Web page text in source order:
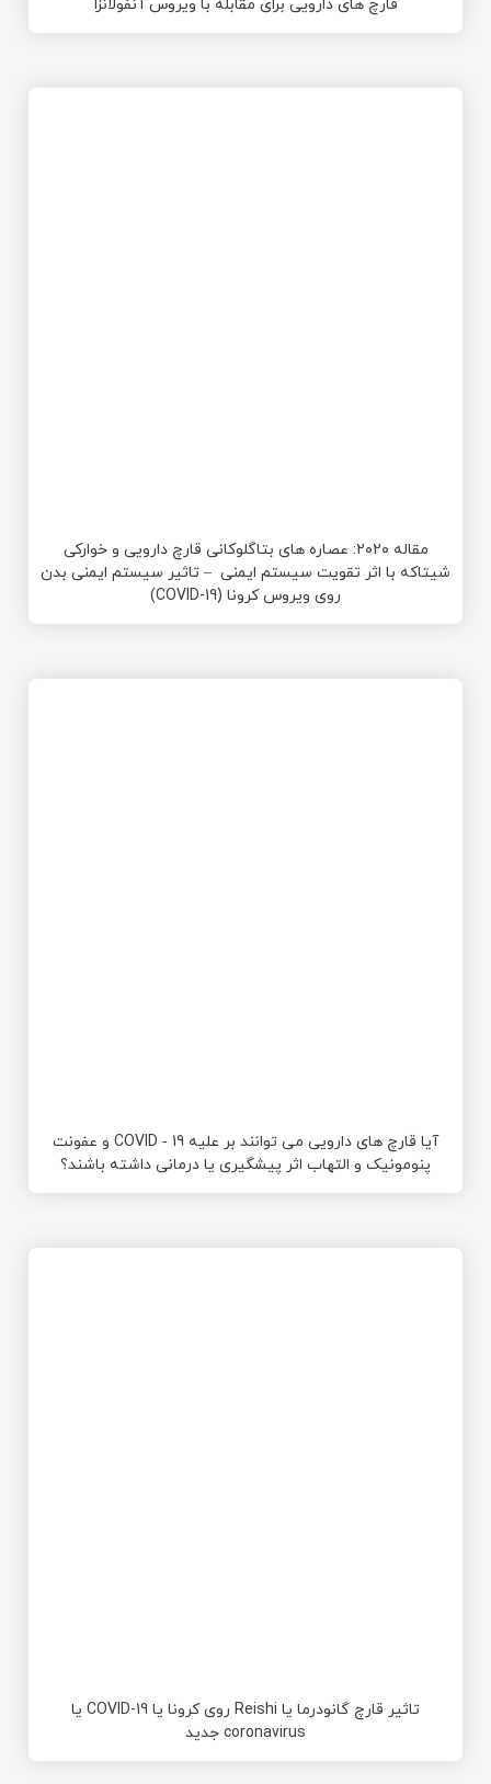
قارچ های دارویی برای مقابله با ویروس آنفولانزا
مقاله ۲۰۲۰: عصاره های بتاگلوکانی قارچ دارویی و خوارکی
شیتاکه با اثر تقویت سیستم ایمنی – تاثیر سیستم ایمنی بدن
روی ویروس کرونا (COVID-19)
آیا قارچ های دارویی می توانند بر علیه COVID ‐ 19 و عفونت
پنومونیک و التهاب اثر پیشگیری یا درمانی داشته باشند؟
تاثیر قارچ گانودرما یا Reishi روی کرونا یا COVID-19 یا
coronavirus جدید